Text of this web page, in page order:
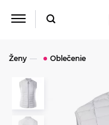
Ženy Oblečenie